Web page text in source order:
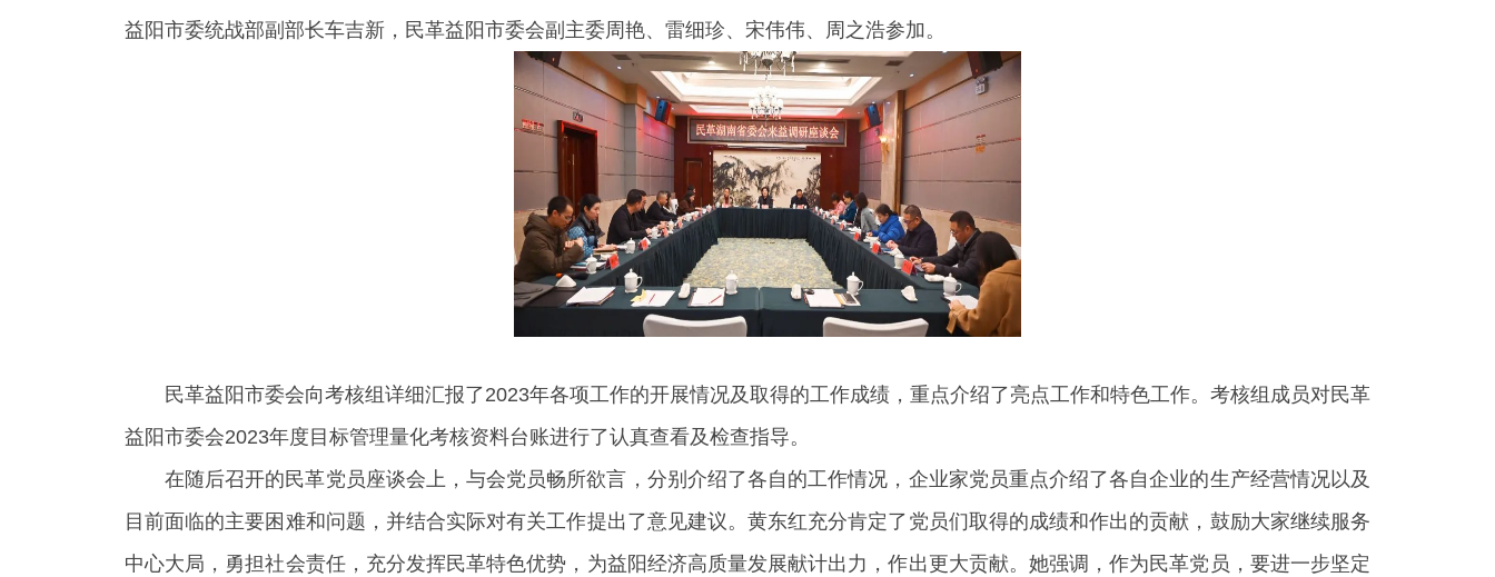
益阳市委统战部副部长车吉新，民革益阳市委会副主委周艳、雷细珍、宋伟伟、周之浩参加。
民革益阳市委会向考核组详细汇报了2023年各项工作的开展情况及取得的工作成绩，重点介绍了亮点工作和特色工作。考核组成员对民革
益阳市委会2023年度目标管理量化考核资料台账进行了认真查看及检查指导。
在随后召开的民革党员座谈会上，与会党员畅所欲言，分别介绍了各自的工作情况，企业家党员重点介绍了各自企业的生产经营情况以及
目前面临的主要困难和问题，并结合实际对有关工作提出了意见建议。黄东红充分肯定了党员们取得的成绩和作出的贡献，鼓励大家继续服务
中心大局，勇担社会责任，充分发挥民革特色优势，为益阳经济高质量发展献计出力，作出更大贡献。她强调，作为民革党员，要进一步坚定